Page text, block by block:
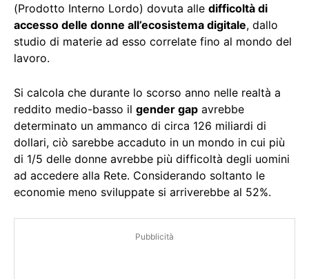
(Prodotto Interno Lordo) dovuta alle difficoltà di
accesso delle donne all’ecosistema digitale, dallo
studio di materie ad esso correlate fino al mondo del
lavoro.
Si calcola che durante lo scorso anno nelle realtà a
reddito medio-basso il gender gap avrebbe
determinato un ammanco di circa 126 miliardi di
dollari, ciò sarebbe accaduto in un mondo in cui più
di 1/5 delle donne avrebbe più difficoltà degli uomini
ad accedere alla Rete. Considerando soltanto le
economie meno sviluppate si arriverebbe al 52%.
Pubblicità